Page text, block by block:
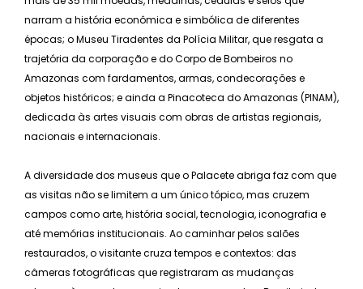
narram a história econômica e simbólica de diferentes
épocas; o Museu Tiradentes da Polícia Militar, que resgata a
trajetória da corporação e do Corpo de Bombeiros no
Amazonas com fardamentos, armas, condecorações e
objetos históricos; e ainda a Pinacoteca do Amazonas (PINAM),
dedicada às artes visuais com obras de artistas regionais,
nacionais e internacionais.
A diversidade dos museus que o Palacete abriga faz com que
as visitas não se limitem a um único tópico, mas cruzem
campos como arte, história social, tecnologia, iconografia e
até memórias institucionais. Ao caminhar pelos salões
restaurados, o visitante cruza tempos e contextos: das
câmeras fotográficas que registraram as mudanças